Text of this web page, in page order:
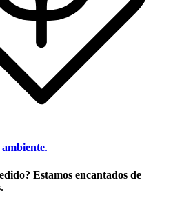
.
Estamos encantados de